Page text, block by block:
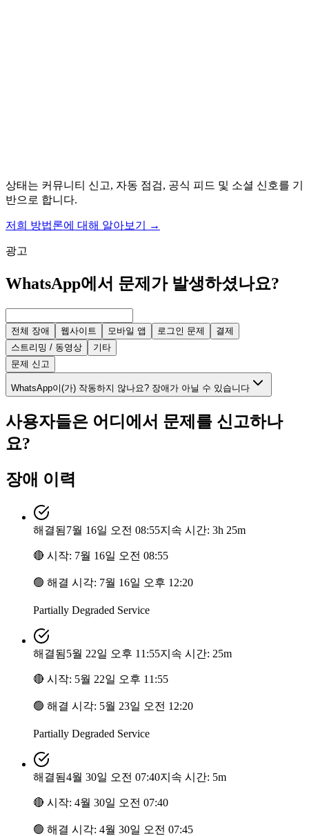
상태는 커뮤니티 신고, 자동 점검, 공식 피드 및 소셜 신호를 기
반으로 합니다.
저희 방법론에 대해 알아보기 →
광고
WhatsApp에서 문제가 발생하셨나요?
전체 장애 웹사이트 모바일 앱 로그인 문제
결제
스트리밍 / 동영상
기타
문제 신고
WhatsApp이(가) 작동하지 않나요? 장애가 아닐 수 있습니다
사용자들은 어디에서 문제를 신고하나
요?
장애 이력
해결됨7월 16일 오전 08:55지속 시간: 3h 25m
🔴 시작: 7월 16일 오전 08:55
🟢 해결 시각: 7월 16일 오후 12:20
Partially Degraded Service
해결됨5월 22일 오후 11:55지속 시간: 25m
🔴 시작: 5월 22일 오후 11:55
🟢 해결 시각: 5월 23일 오전 12:20
Partially Degraded Service
해결됨4월 30일 오전 07:40지속 시간: 5m
🔴 시작: 4월 30일 오전 07:40
🟢 해결 시각: 4월 30일 오전 07:45